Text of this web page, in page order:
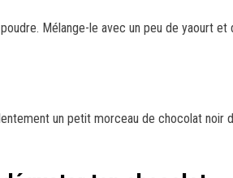
Mélange-le avec un peu de yaourt
un petit morceau de chocolat